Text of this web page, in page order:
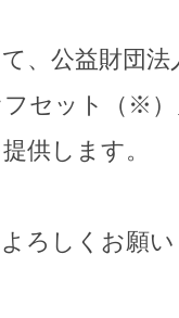
、公益財団法
セット（※
供します。
ろしくお願